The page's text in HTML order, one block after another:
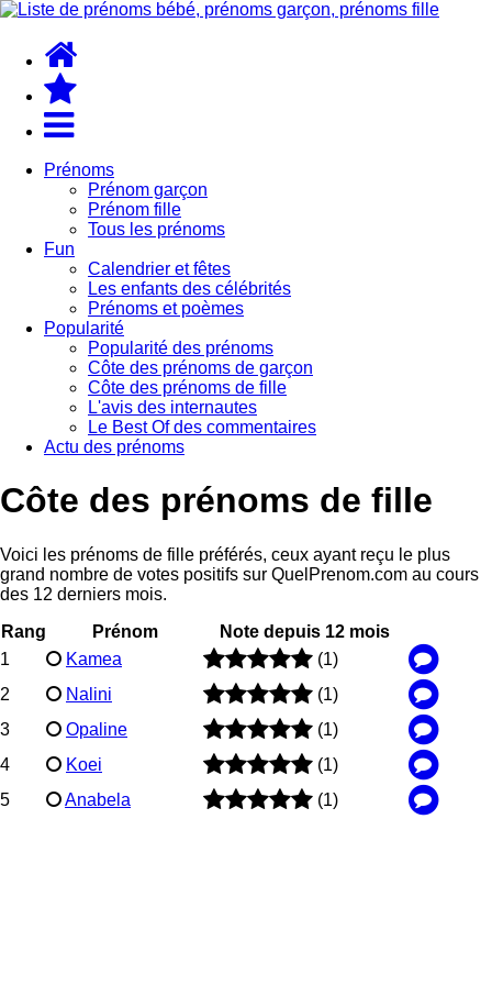
Prénoms
Prénom garçon
Prénom fille
Tous les prénoms
Fun
Calendrier et fêtes
Les enfants des célébrités
Prénoms et poèmes
Popularité
Popularité des prénoms
Côte des prénoms de garçon
Côte des prénoms de fille
L'avis des internautes
Le Best Of des commentaires
Actu des prénoms
Côte des prénoms de fille
Voici les prénoms de fille préférés, ceux ayant reçu le plus
grand nombre de votes positifs sur QuelPrenom.com au cours
des 12 derniers mois.
Rang
Prénom
Note depuis 12 mois
1
Kamea
(1)
2
Nalini
(1)
3
Opaline
(1)
4
Koei
(1)
5
Anabela (1)